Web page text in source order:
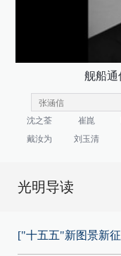
舰船通
沈之荃 崔崑
戴汝为
刘玉清
光明导读
["十五五"新图景新